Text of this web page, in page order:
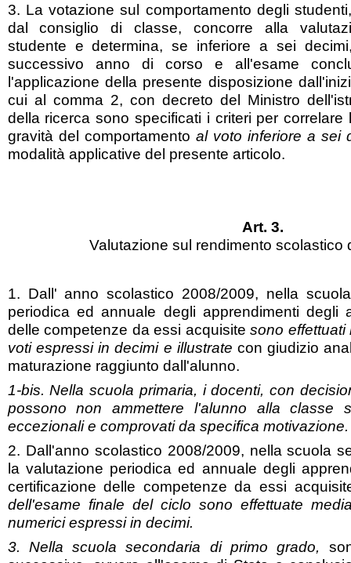
3. La votazione sul comportamento degli
dal consiglio di classe, concorre alla
studente e determina, se inferiore a sei
successivo anno di corso e all'esame
l'applicazione della presente disposizione
cui al comma 2, con decreto del Ministro
della ricerca sono specificati i criteri per
gravità del comportamento al voto inferiore a sei
modalità applicative del presente articolo.
Art. 3.
Valutazione sul rendimento scolastico
1. Dall' anno scolastico 2008/2009, nella
periodica ed annuale degli apprendimenti degli
delle competenze da essi acquisitesono effettuati
voti espressi in decimi e illustrate con giudizio
maturazione raggiunto dall'alunno.
1-bis. Nella scuola primaria, i docenti, con
possono non ammettere l'alunno alla classe
eccezionali e comprovati da specifica motivazione.
2. Dall'anno scolastico 2008/2009, nella scuola
la valutazione periodica ed annuale degli
certificazione delle competenze da essi
dell'esame finale del ciclo sono effettuate
numerici espressi in decimi.
3. Nella scuola secondaria di primo grado,